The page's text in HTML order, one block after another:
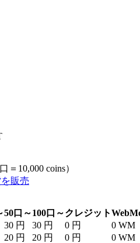
＝10,000 coins）
販売
50口～100口～クレジット
30 円 30 円 0 円 0 WM
20 円 20 円 0 円 0 WM